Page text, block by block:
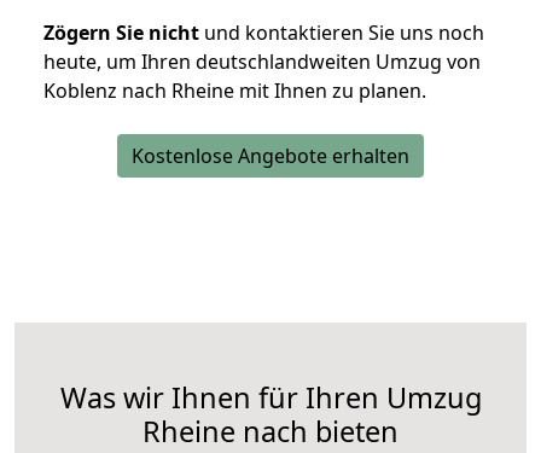
Zögern Sie nicht und kontaktieren Sie uns noch
heute, um Ihren deutschlandweiten Umzug von
Koblenz nach Rheine mit Ihnen zu planen.
Kostenlose Angebote erhalten
Was wir Ihnen für Ihren Umzug
Rheine nach bieten